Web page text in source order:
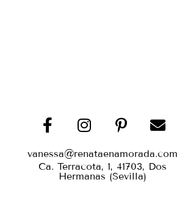
vanessa@renataenamorada.com
Ca. Terracota, 1, 41703, Dos
Hermanas (Sevilla)